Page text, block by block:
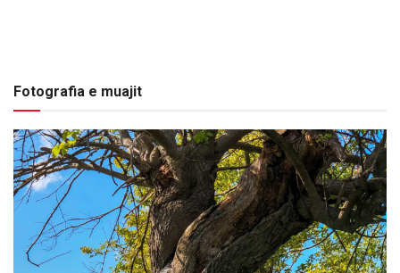
Fotografia e muajit